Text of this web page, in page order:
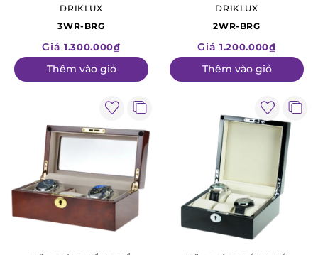
DRIKLUX
3WR-BRG
Giá 1.300.000₫
Thêm vào giỏ
DRIKLUX
2WR-BRG
Giá 1.200.000₫
Thêm vào giỏ